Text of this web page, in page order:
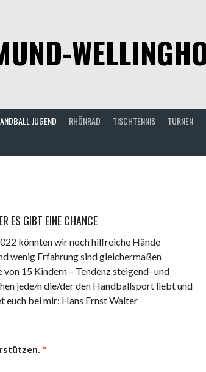
JUGEND RHÖNRAD TISCHTENNIS TURNEN
ES GIBT EINE CHANCE
könnten wir noch hilfreiche Hände
wenig Erfahrung sind gleichermaßen
15 Kindern – Tendenz steigend- und
jede/n die/der den Handballsport liebt und
euch bei mir: Hans Ernst Walter
*